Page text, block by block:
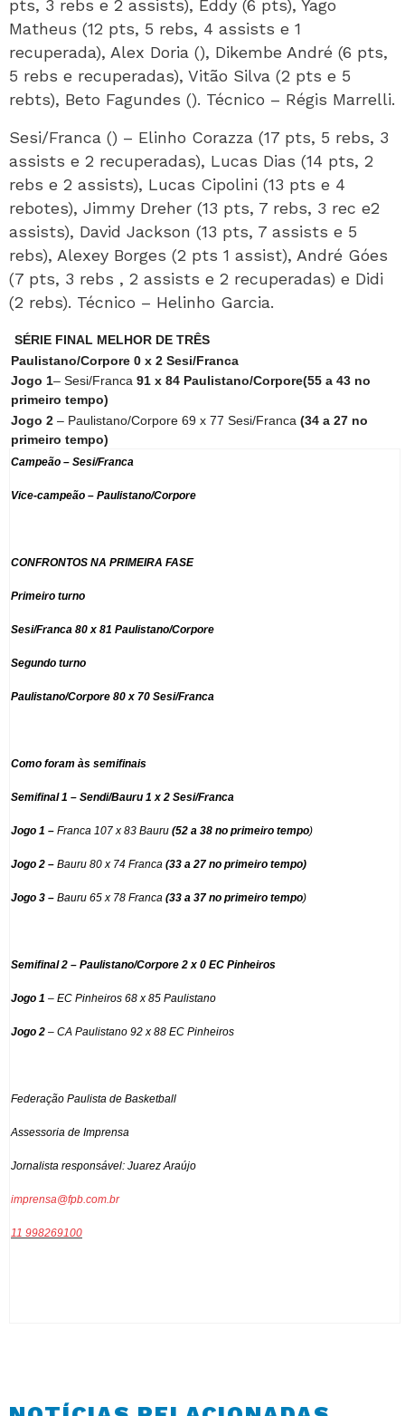
pts, 3 rebs e 2 assists), Eddy (6 pts), Yago
Matheus (12 pts, 5 rebs, 4 assists e 1
recuperada), Alex Doria (), Dikembe André (6 pts,
5 rebs e recuperadas), Vitão Silva (2 pts e 5
rebts), Beto Fagundes (). Técnico – Régis Marrelli.
Sesi/Franca () – Elinho Corazza (17 pts, 5 rebs, 3
assists e 2 recuperadas), Lucas Dias (14 pts, 2
rebs e 2 assists), Lucas Cipolini (13 pts e 4
rebotes), Jimmy Dreher (13 pts, 7 rebs, 3 rec e2
assists), David Jackson (13 pts, 7 assists e 5
rebs), Alexey Borges (2 pts 1 assist), André Góes
(7 pts, 3 rebs , 2 assists e 2 recuperadas) e Didi
(2 rebs). Técnico – Helinho Garcia.
SÉRIE FINAL MELHOR DE TRÊS
Paulistano/Corpore 0 x 2 Sesi/Franca
Jogo 1– Sesi/Franca 91 x 84 Paulistano/Corpore(55 a 43 no
primeiro tempo)
Jogo 2– Paulistano/Corpore 69 x 77 Sesi/Franca (34 a 27 no
primeiro tempo)
Campeão – Sesi/Franca
Vice-campeão – Paulistano/Corpore
CONFRONTOS NA PRIMEIRA FASE
Primeiro turno
Sesi/Franca 80 x 81 Paulistano/Corpore
Segundo turno
Paulistano/Corpore 80 x 70 Sesi/Franca
Como foram às semifinais
Semifinal 1 – Sendi/Bauru 1 x 2 Sesi/Franca
Jogo 1 – Franca 107 x 83 Bauru (52 a 38 no primeiro tempo)
Jogo 2 – Bauru 80 x 74 Franca (33 a 27 no primeiro tempo)
Jogo 3 – Bauru 65 x 78 Franca (33 a 37 no primeiro tempo)
Semifinal 2 – Paulistano/Corpore 2 x 0 EC Pinheiros
Jogo 1 – EC Pinheiros 68 x 85 Paulistano
Jogo 2 – CA Paulistano 92 x 88 EC Pinheiros
Federação Paulista de Basketball
Assessoria de Imprensa
Jornalista responsável: Juarez Araújo
imprensa@fpb.com.br
11 998269100